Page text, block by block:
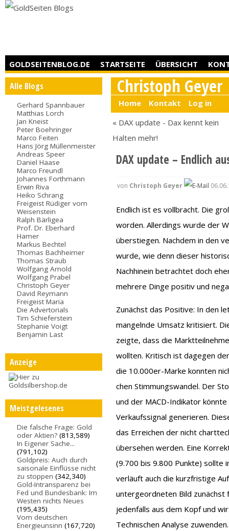
GOLDSEITENBLOG.DE STARTSEITE ÜBERSICHT
Alle Blogs
Gerhard Spannbauer
Matthias Lorch
Jan Kneist
Peter Boehringer
Marco Feiten
Hans Jörg Müllenmeister
Andreas Speer
Daniel Haase
Marco Freundl
Johannes Forthmann
Erwin Riva
Heiko Schrang
Freigeist Rüdiger vom
Weisenstein
Ralph Bärligea
Prof. Dr. Eberhard
Hamer
Markus Bechtel
Thomas Bachheimer
Thomas Straub
Wolfgang Arnold
Wolfgang Prabel
Christoph Geyer
David Reymann
Freigeist Maria
Die Advertorials
Tim Schieferstein
Stephanie Voigt
Benjamin Last
Anzeige
Meistgelesenes
Die falsche Frage: Gold
oder Aktien? (813,589)
In Eigener Sache...
(791,102)
Goldpreis: Auch durch
saisonale Einflüsse nicht
zu stoppen (342,340)
Gold-Intransparenz bei
Fed und Bundesbank: Im
Westen nichts Neues
(195,435)
Vom deutschen
Energieunsinn (167,720)
Christoph Geyer
Home Kontakt
Log in
« DAX update - Dax kennt kein
Halten mehr!
DAX update – Endlich
von Christoph Geyer
Endlich ist es vollbracht. Die
worden. Allerdings wurde der
überstiegen. Nachdem in den
wurde, wie denn dieser
Nachhinein betrachtet doch
mehrere Dinge positiv und
Zunächst das Positive: In den
mangelnde Umsatz kritisiert.
zeigte, dass die
wollten. Kritisch ist dagegen
die 10.000er-Marke konnten
chen Stimmungswandel. Der
und der MACD-Indikator
Verkaufssignal generieren.
das Erreichen der nicht
übersehen werden. Eine
(9.700 bis 9.800 Punkte) sollte
verläuft auch die kurzfristige
untergeordneten Bild zunächst
jedenfalls aus dem Kopf und
Technischen Analyse zuwenden.